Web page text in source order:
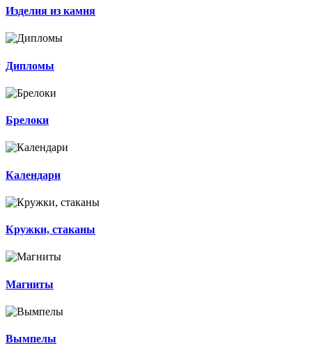
Изделия из камня
Дипломы
Брелоки
Календари
Кружки, стаканы
Магниты
Вымпелы